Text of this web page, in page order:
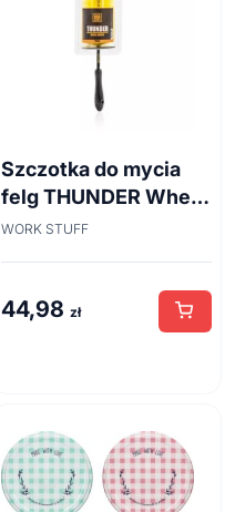
Szczotka do mycia
felg THUNDER Wheel
Brush 45cm
WORK STUFF
44,98 zł